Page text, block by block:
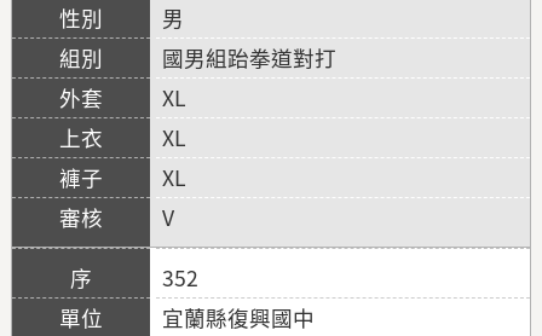
男
國男組跆拳道對打
XL
XL
XL
V
352
宜蘭縣復興國中